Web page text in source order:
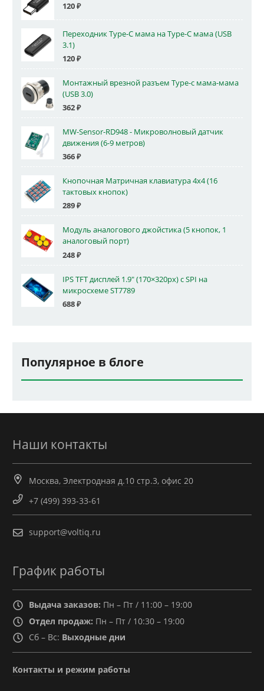
120₽
Переходник Type-C мама на Type-C мама (USB
3.1)
120₽
Монтажный врезной разъем Type-c мама-мама
(USB 3.0)
362₽
MW-Sensor-RD948 - Микроволновый датчик
движения (6-9 метров)
366₽
Кнопочная Матричная клавиатура 4x4 (16
тактовых кнопок)
289₽
Модуль аналогового джойстика (5 кнопок, 1
аналоговый порт)
248₽
IPS TFT дисплей 1.9" (170×320px) с SPI на
микросхеме ST7789
688₽
Популярное в блоге
Наши контакты
Москва, Электродная д.10 стр.3, офис 20
+7 (499) 393-33-61
support@voltiq.ru
График работы
Выдача заказов: Пн – Пт / 11:00 – 19:00
Отдел продаж: Пн – Пт / 10:30 – 19:00
Сб – Вс: Выходные дни
Контакты и режим работы